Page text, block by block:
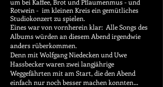
um bei Kaffee, Brot und Pflaumenmus - und
Rotwein - im kleinen Kreis ein gemütliches
Studiokonzert zu spielen.
Eines war von vornherein klar: Alle Songs des
Albums würden an diesem Abend irgendwie
anders rüberkommen.
Denn mit Wolfgang Niedecken und Uwe
Hassbecker waren zwei langjährige
Weggefährten mit am Start, die den Abend
einfach nur noch besser machen konnten…